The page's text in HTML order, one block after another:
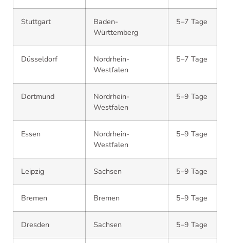
Stuttgart
Baden-
Württemberg
5–7 Tage
Düsseldorf
Nordrhein-
Westfalen
5–7 Tage
Dortmund
Nordrhein-
Westfalen
5–9 Tage
Essen
Nordrhein-
Westfalen
5–9 Tage
Leipzig Sachsen 5–9 Tage
Bremen Bremen 5–9 Tage
Dresden Sachsen 5–9 Tage